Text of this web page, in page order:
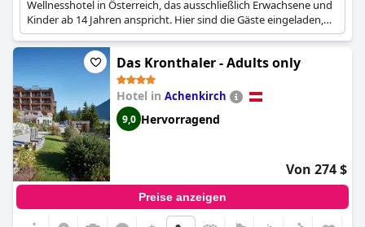
Wellnesshotel in Österreich, das ausschließlich Erwachsene und
Kinder ab 14 Jahren anspricht. Hier sind die Gäste eingeladen,
eine Pause vom Alltag zu machen und in eine Atmosphäre
einzutauchen, die Körper und Geist erholt. Das Resort bietet ein
Erlebnis der Entschleunigung, das den Gästen ein harmonisches
Gleichgewicht zwischen Aktivität und Regeneration ermöglicht
und sie so zu Achtsamkeit und innerer Ausgeglichenheit führt.
In perfekter Harmonie mit der wunderschönen Natur des
Südburgenlandes werden die Gäste des Falkensteiner Balance
Resorts Stegersbach ganzheitlich verwöhnt. Der einzigartige
Lifestyle des Resorts und das MedSPA-Konzept bieten eine
Symbiose aus purer Entspannung, einem transformativen
Körpererlebnis und nachhaltiger Tiefenentspannung. Begleitet
auf ihrer persönlichen Reise zur Selbstfindung erwartet die
Das Kronthaler - Adults only
Hotel in Achenkirch
9,0 Hervorragend
Von 274 $
Preise anzeigen